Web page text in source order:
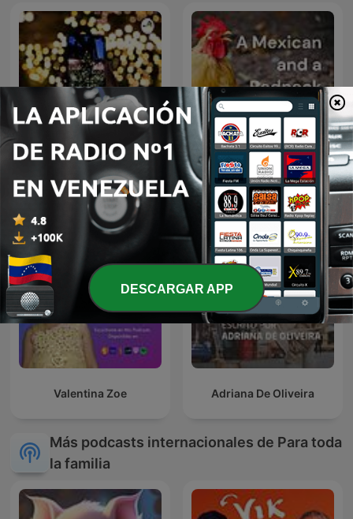
Navidad
A Mexican and a Redneck
Father the World.
Valentina Zoe Adriana De Oliveira
Más podcasts internacionales de Para toda
la familia
DESCARGAR APP